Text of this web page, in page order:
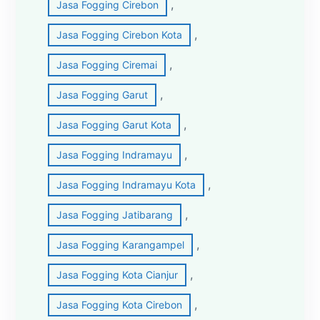
Jasa Fogging Cirebon ,
Jasa Fogging Cirebon Kota ,
Jasa Fogging Ciremai ,
Jasa Fogging Garut ,
Jasa Fogging Garut Kota ,
Jasa Fogging Indramayu ,
Jasa Fogging Indramayu Kota ,
Jasa Fogging Jatibarang ,
Jasa Fogging Karangampel ,
Jasa Fogging Kota Cianjur ,
Jasa Fogging Kota Cirebon ,